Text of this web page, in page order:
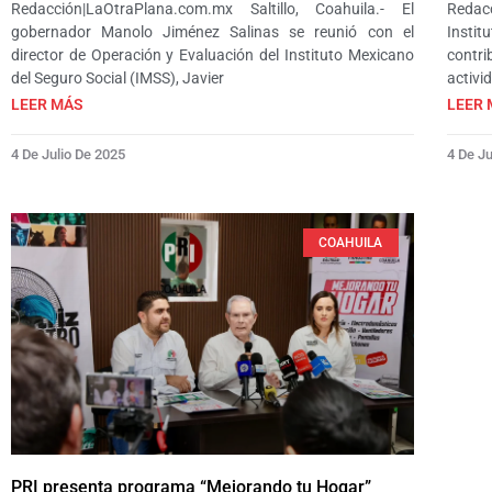
Redacción|LaOtraPlana.com.mx Saltillo, Coahuila.- El
gobernador Manolo Jiménez Salinas se reunió con el
director de Operación y Evaluación del Instituto Mexicano
del Seguro Social (IMSS), Javier
LEER MÁS
4 De Julio De 2025
LEER
4 De
COAHUILA
PRI presenta programa “Mejorando tu Hogar”